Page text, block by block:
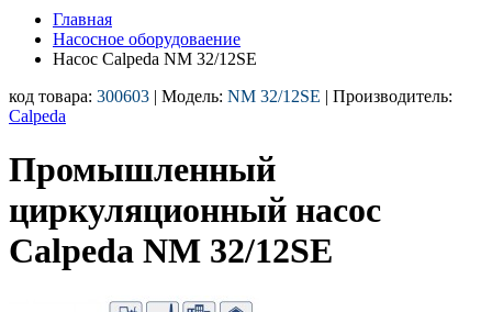
Главная
Насосное оборудоваение
Насос Calpeda NM 32/12SE
код товара: 300603 | Модель: NM 32/12SE | Производитель:
Calpeda
Промышленный
циркуляционный насос
Calpeda NM 32/12SE